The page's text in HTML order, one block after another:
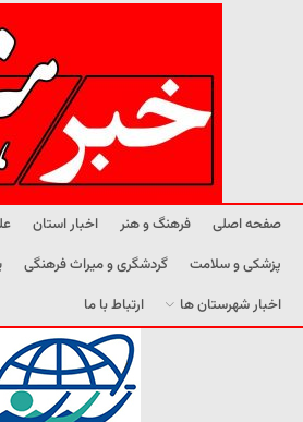
صفحه اصلی فرهنگ و هنر اخبار استان
پزشکی و سلامت
گردشگری و میراث فرهنگی
اخبار شهرستان ها
ارتباط با ما